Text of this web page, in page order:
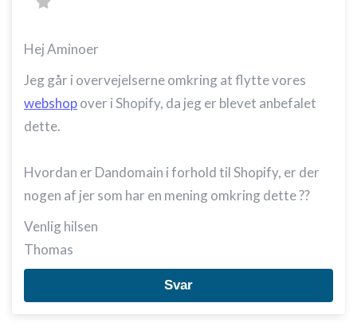
Hej Aminoer
Jeg går i overvejelserne omkring at flytte vores
webshopover i Shopify, da jeg er blevet anbefalet
dette.
Hvordan er Dandomain i forhold til Shopify, er der
nogen af jer som har en mening omkring dette ??
Venlig hilsen
Thomas
Svar